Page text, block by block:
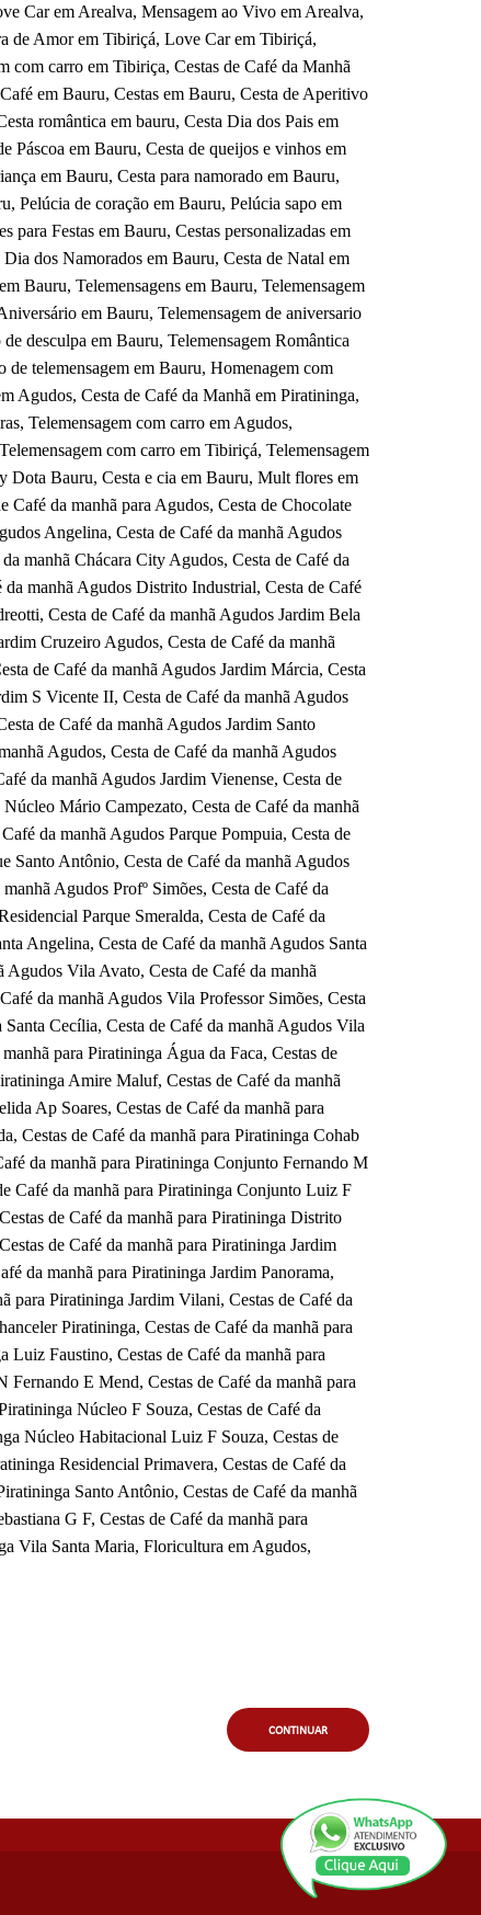
Car em Arealva, Mensagem ao Vivo em Arealva,
de Amor em Tibiriçá, Love Car em Tibiriçá,
carro em Tibiriça, Cestas de Café da Manhã
em Bauru, Cestas em Bauru, Cesta de Aperitivo
romântica em bauru, Cesta Dia dos Pais em
Páscoa em Bauru, Cesta de queijos e vinhos em
em Bauru, Cesta para namorado em Bauru,
Pelúcia de coração em Bauru, Pelúcia sapo em
Festas em Bauru, Cestas personalizadas em
dos Namorados em Bauru, Cesta de Natal em
Bauru, Telemensagens em Bauru, Telemensagem
em Bauru, Telemensagem de aniversario
desculpa em Bauru, Telemensagem Romântica
telemensagem em Bauru, Homenagem com
Agudos, Cesta de Café da Manhã em Piratininga,
Telemensagem com carro em Agudos,
com carro em Tibiriçá, Telemensagem
Dota Bauru, Cesta e cia em Bauru, Mult flores em
Café da manhã para Agudos, Cesta de Chocolate
Angelina, Cesta de Café da manhã Agudos
manhã Chácara City Agudos, Cesta de Café da
manhã Agudos Distrito Industrial, Cesta de Café
Cesta de Café da manhã Agudos Jardim Bela
Cruzeiro Agudos, Cesta de Café da manhã
de Café da manhã Agudos Jardim Márcia, Cesta
S Vicente II, Cesta de Café da manhã Agudos
de Café da manhã Agudos Jardim Santo
Agudos, Cesta de Café da manhã Agudos
da manhã Agudos Jardim Vienense, Cesta de
Mário Campezato, Cesta de Café da manhã
da manhã Agudos Parque Pompuia, Cesta de
Santo Antônio, Cesta de Café da manhã Agudos
Agudos Profº Simões, Cesta de Café da
Parque Smeralda, Cesta de Café da
Angelina, Cesta de Café da manhã Agudos Santa
Vila Avato, Cesta de Café da manhã
da manhã Agudos Vila Professor Simões, Cesta
Cecília, Cesta de Café da manhã Agudos Vila
para Piratininga Água da Faca, Cestas de
Amire Maluf, Cestas de Café da manhã
Ap Soares, Cestas de Café da manhã para
Cestas de Café da manhã para Piratininga Cohab
da manhã para Piratininga Conjunto Fernando M
Café da manhã para Piratininga Conjunto Luiz F
de Café da manhã para Piratininga Distrito
de Café da manhã para Piratininga Jardim
da manhã para Piratininga Jardim Panorama,
para Piratininga Jardim Vilani, Cestas de Café da
Piratininga, Cestas de Café da manhã para
Faustino, Cestas de Café da manhã para
E Mend, Cestas de Café da manhã para
Núcleo F Souza, Cestas de Café da
Núcleo Habitacional Luiz F Souza, Cestas de
Residencial Primavera, Cestas de Café da
Santo Antônio, Cestas de Café da manhã
G F, Cestas de Café da manhã para
Vila Santa Maria, Floricultura em Agudos,
CONTINUAR